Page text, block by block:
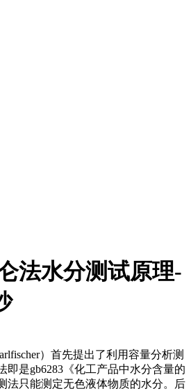
法水分测试原理-
）首先提出了利用容量分析测
即是gb6283《化工产品中水分含量的
法只能测定无色液体物质的水分。后